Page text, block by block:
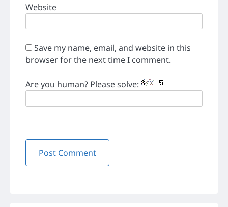
Website
Save my name, email, and website in this
browser for the next time I comment.
Are you human? Please solve: